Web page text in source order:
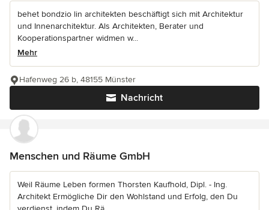
behet bondzio lin architekten beschäftigt sich mit Architektur
und Innenarchitektur. Als Architekten, Berater und
Kooperationspartner widmen w...
Mehr
Nachricht
Hafenweg 26 b, 48155 Münster
Menschen und Räume GmbH
Weil Räume Leben formen Thorsten Kaufhold, Dipl. - Ing.
Architekt Ermögliche Dir den Wohlstand und Erfolg, den Du